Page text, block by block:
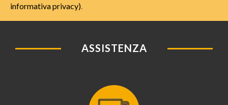
informativa privacy).
ASSISTENZA